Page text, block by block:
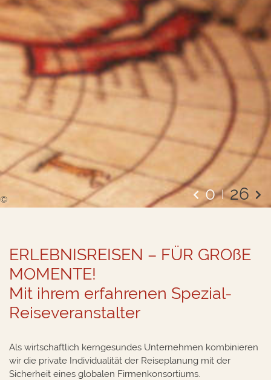
0 26
©
ERLEBNISREISEN – FÜR GROßE
MOMENTE!
Mit ihrem erfahrenen Spezial-
Reiseveranstalter
Als wirtschaftlich kerngesundes Unternehmen kombinieren
wir die private Individualität der Reiseplanung mit der
Sicherheit eines globalen Firmenkonsortiums.